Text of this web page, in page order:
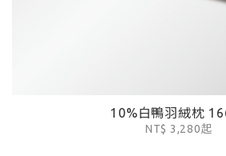
10%白鴨羽絨枕
NT$ 3,280起